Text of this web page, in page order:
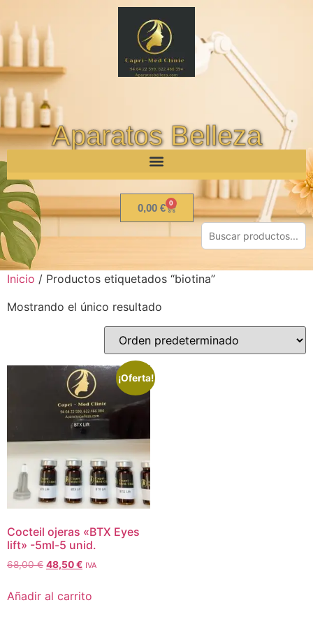
Aparatos Belleza
0,00 € 0
Inicio / Productos etiquetados “biotina”
Mostrando el único resultado
¡Oferta!
Cocteil ojeras «BTX Eyes
lift» -5ml-5 unid.
68,00€ 48,50€ IVA
Añadir al carrito